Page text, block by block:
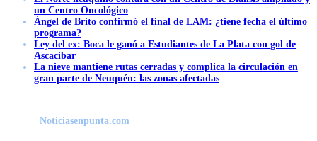
un Centro Oncológico
Ángel de Brito confirmó el final de LAM: ¿tiene fecha el último
programa?
Ley del ex: Boca le ganó a Estudiantes de La Plata con gol de
Ascacibar
La nieve mantiene rutas cerradas y complica la circulación en
gran parte de Neuquén: las zonas afectadas
Noticiasenpunta.com